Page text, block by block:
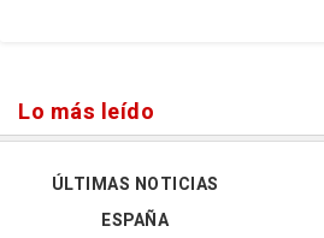
Lo más leído
ÚLTIMAS NOTICIAS
ESPAÑA